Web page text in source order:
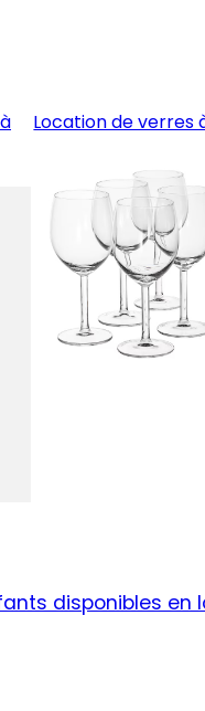
Location de verres
disponibles en